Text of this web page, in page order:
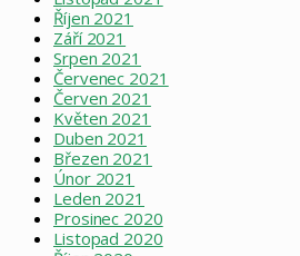
Říjen 2021
Září 2021
Srpen 2021
Červenec 2021
Červen 2021
Květen 2021
Duben 2021
Březen 2021
Únor 2021
Leden 2021
Prosinec 2020
Listopad 2020